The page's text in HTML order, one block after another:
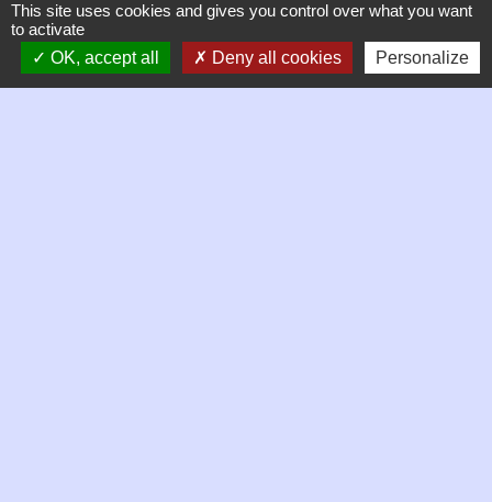
Contacts
This site uses cookies and gives you control over what you want
to activate
OK, accept all
Deny all cookies Personalize